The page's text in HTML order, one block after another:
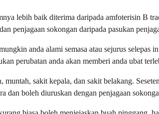
lebih baik diterima daripada amfoterisin B
penjagaan sokongan daripada pasukan
anda alami semasa atau sejurus
perubatan anda akan memberi anda ubat
sakit kepala, dan sakit belakang.
dan boleh diuruskan dengan penjagaan